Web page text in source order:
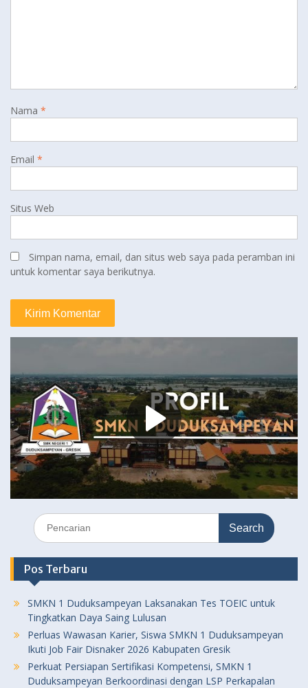
Nama *
Email *
Situs Web
Simpan nama, email, dan situs web saya pada peramban ini
untuk komentar saya berikutnya.
Search
for:
Pos Terbaru
SMKN 1 Duduksampeyan Laksanakan Tes TOEIC untuk
Tingkatkan Daya Saing Lulusan
Perluas Wawasan Karier, Siswa SMKN 1 Duduksampeyan
Ikuti Job Fair Disnaker 2026 Kabupaten Gresik
Perkuat Persiapan Sertifikasi Kompetensi, SMKN 1
Duduksampeyan Berkoordinasi dengan LSP Perkapalan